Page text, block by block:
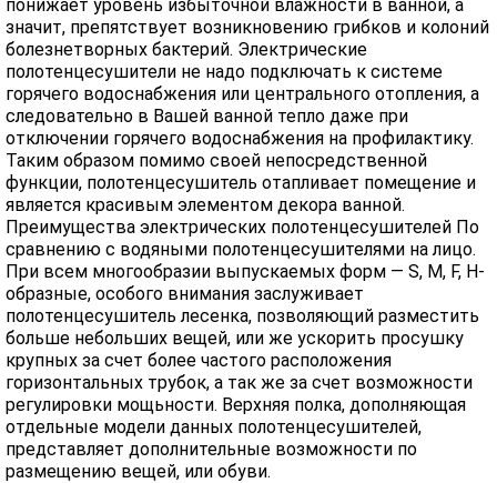
понижает уровень избыточной влажности в ванной, а
значит, препятствует возникновению грибков и колоний
болезнетворных бактерий. Электрические
полотенцесушители не надо подключать к системе
горячего водоснабжения или центрального отопления, а
следовательно в Вашей ванной тепло даже при
отключении горячего водоснабжения на профилактику.
Таким образом помимо своей непосредственной
функции, полотенцесушитель отапливает помещение и
является красивым элементом декора ванной.
Преимущества электрических полотенцесушителей По
сравнению с водяными полотенцесушителями на лицо.
При всем многообразии выпускаемых форм — S, M, F, H-
образные, особого внимания заслуживает
полотенцесушитель лесенка, позволяющий разместить
больше небольших вещей, или же ускорить просушку
крупных за счет более частого расположения
горизонтальных трубок, а так же за счет возможности
регулировки мощьности. Верхняя полка, дополняющая
отдельные модели данных полотенцесушителей,
представляет дополнительные возможности по
размещению вещей, или обуви.